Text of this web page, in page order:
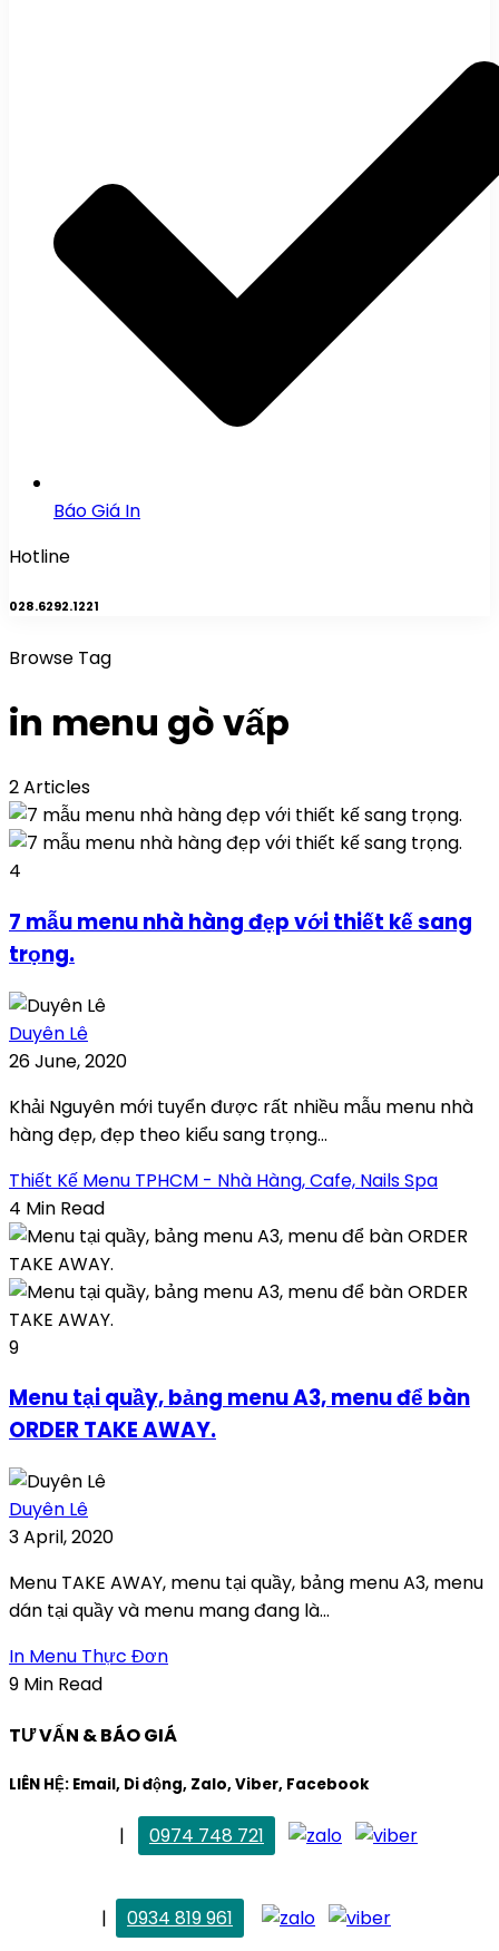
Báo Giá In
Hotline
028.6292.1221
Browse Tag
in menu gò vấp
2 Articles
4
7 mẫu menu nhà hàng đẹp với thiết kế sang
trọng.
Duyên Lê
26 June, 2020
Khải Nguyên mới tuyển được rất nhiều mẫu menu nhà
hàng đẹp, đẹp theo kiểu sang trọng...
Thiết Kế Menu TPHCM - Nhà Hàng, Cafe, Nails Spa
4 Min Read
9
Menu tại quầy, bảng menu A3, menu để bàn
ORDER TAKE AWAY.
Duyên Lê
3 April, 2020
Menu TAKE AWAY, menu tại quầy, bảng menu A3, menu
dán tại quầy và menu mang đang là...
In Menu Thực Đơn
9 Min Read
TƯ VẤN & BÁO GIÁ
LIÊN HỆ: Email, Di động, Zalo, Viber, Facebook
|
0974 748 721
|
0934 819 961